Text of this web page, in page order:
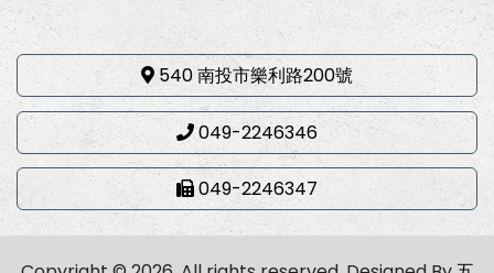
540 南投市樂利路200號
049-2246346
049-2246347